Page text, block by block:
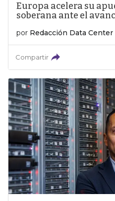
Europa acelera su
soberana ante el
por Redacción Data
Compartir